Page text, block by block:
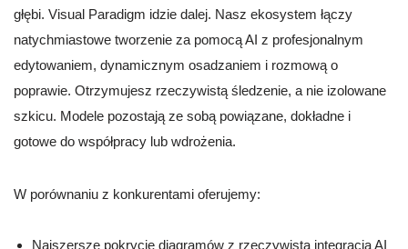
głębi. Visual Paradigm idzie dalej. Nasz ekosystem łączy
natychmiastowe tworzenie za pomocą AI z profesjonalnym
edytowaniem, dynamicznym osadzaniem i rozmową o
poprawie. Otrzymujesz rzeczywistą śledzenie, a nie izolowane
szkicu. Modele pozostają ze sobą powiązane, dokładne i
gotowe do współpracy lub wdrożenia.
W porównaniu z konkurentami oferujemy:
Najszersze pokrycie diagramów z rzeczywistą integracją AI